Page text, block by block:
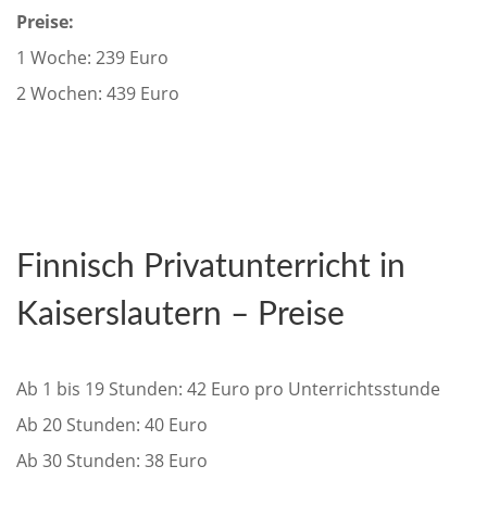
Preise:
1 Woche: 239 Euro
2 Wochen: 439 Euro
Finnisch Privatunterricht in
Kaiserslautern – Preise
Ab 1 bis 19 Stunden: 42 Euro pro Unterrichtsstunde
Ab 20 Stunden: 40 Euro
Ab 30 Stunden: 38 Euro